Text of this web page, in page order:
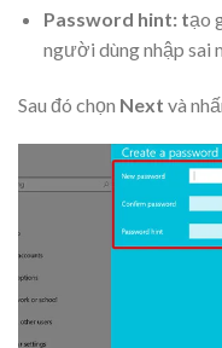
Password hint: tạo
người dùng nhập sai
Sau đó chọn Next và